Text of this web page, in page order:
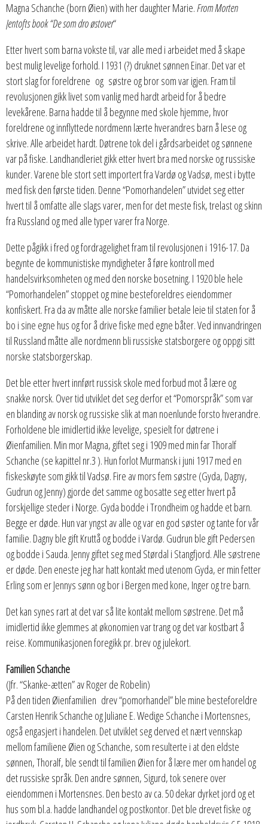
Magna Schanche (born Øien) with her daughter Marie.From Morten
Jentofts book “De som dro østover“
Etter hvert som barna vokste til, var alle med i arbeidet med å skape
best mulig levelige forhold. I 1931 (?) druknet sønnen Einar. Det var et
stort slag for foreldrene og søstre og bror som var igjen. Fram til
revolusjonen gikk livet som vanlig med hardt arbeid for å bedre
levekårene. Barna hadde til å begynne med skole hjemme, hvor
foreldrene og innflyttede nordmenn lærte hverandres barn å lese og
skrive. Alle arbeidet hardt. Døtrene tok del i gårdsarbeidet og sønnene
var på fiske. Landhandleriet gikk etter hvert bra med norske og russiske
kunder. Varene ble stort sett importert fra Vardø og Vadsø, mest i bytte
med fisk den første tiden. Denne “Pomorhandelen” utvidet seg etter
hvert til å omfatte alle slags varer, men for det meste fisk, trelast og skinn
fra Russland og med alle typer varer fra Norge.
Dette pågikk i fred og fordragelighet fram til revolusjonen i 1916-17. Da
begynte de kommunistiske myndigheter å føre kontroll med
handelsvirksomheten og med den norske bosetning. I 1920 ble hele
“Pomorhandelen” stoppet og mine besteforeldres eiendommer
konfiskert. Fra da av måtte alle norske familier betale leie til staten for å
bo i sine egne hus og for å drive fiske med egne båter. Ved innvandringen
til Russland måtte alle nordmenn bli russiske statsborgere og oppgi sitt
norske statsborgerskap.
Det ble etter hvert innført russisk skole med forbud mot å lære og
snakke norsk. Over tid utviklet det seg derfor et “Pomorspråk” som var
en blanding av norsk og russiske slik at man noenlunde forsto hverandre.
Forholdene ble imidlertid ikke levelige, spesielt for døtrene i
Øienfamilien. Min mor Magna, giftet seg i 1909 med min far Thoralf
Schanche (se kapittel nr.3 ). Hun forlot Murmansk i juni 1917 med en
fiskeskøyte som gikk til Vadsø. Fire av mors fem søstre (Gyda, Dagny,
Gudrun og Jenny) gjorde det samme og bosatte seg etter hvert på
forskjellige steder i Norge. Gyda bodde i Trondheim og hadde et barn.
Begge er døde. Hun var yngst av alle og var en god søster og tante for vår
familie. Dagny ble gift Kruttå og bodde i Vardø. Gudrun ble gift Pedersen
og bodde i Sauda. Jenny giftet seg med Størdal i Stangfjord. Alle søstrene
er døde. Den eneste jeg har hatt kontakt med utenom Gyda, er min fetter
Erling som er Jennys sønn og bor i Bergen med kone, Inger og tre barn.
Det kan synes rart at det var så lite kontakt mellom søstrene. Det må
imidlertid ikke glemmes at økonomien var trang og det var kostbart å
reise. Kommunikasjonen foregikk pr. brev og julekort.
Familien Schanche
(Jfr. “Skanke-ætten” av Roger de Robelin)
På den tiden Øienfamilien drev “pomorhandel” ble mine besteforeldre
Carsten Henrik Schanche og Juliane E. Wedige Schanche i Mortensnes,
også engasjert i handelen. Det utviklet seg derved et nært vennskap
mellom familiene Øien og Schanche, som resulterte i at den eldste
sønnen, Thoralf, ble sendt til familien Øien for å lære mer om handel og
det russiske språk. Den andre sønnen, Sigurd, tok senere over
eiendommen i Mortensnes. Den besto av ca. 50 dekar dyrket jord og et
hus som bl.a. hadde landhandel og postkontor. Det ble drevet fiske og